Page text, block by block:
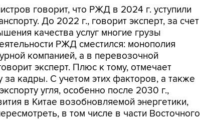
говорит, что РЖД в 2024 г. уступили
До 2022 г., говорит эксперт, за счет
качества услуг многие грузы
РЖД сместился: монополия
компанией, а в перевозочной
эксперт. Плюс к тому, отмечает
кадры. С учетом этих факторов, а также
угля, особенно после 2030 г.,
в Китае возобновляемой энергетики,
в том числе в части Восточного